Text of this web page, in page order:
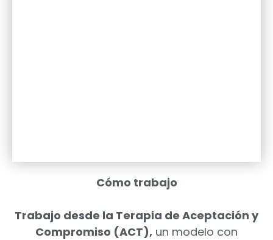
Cómo trabajo
Trabajo desde la Terapia de Aceptación y
Compromiso (ACT), un modelo con